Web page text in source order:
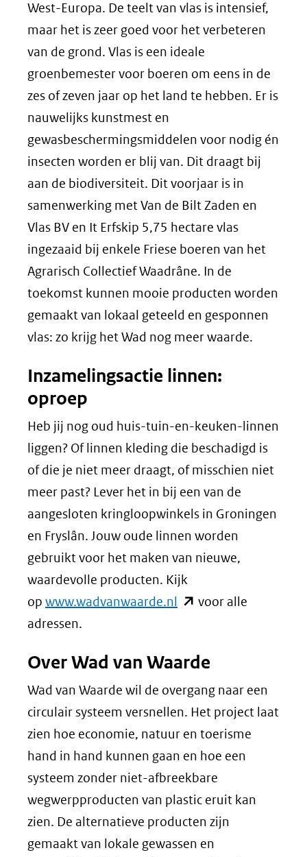
West-Europa. De teelt van vlas is intensief,
maar het is zeer goed voor het verbeteren
van de grond. Vlas is een ideale
groenbemester voor boeren om eens in de
zes of zeven jaar op het land te hebben. Er is
nauwelijks kunstmest en
gewasbeschermingsmiddelen voor nodig én
insecten worden er blij van. Dit draagt bij
aan de biodiversiteit. Dit voorjaar is in
samenwerking met Van de Bilt Zaden en
Vlas BV en It Erfskip 5,75 hectare vlas
ingezaaid bij enkele Friese boeren van het
Agrarisch Collectief Waadrâne. In de
toekomst kunnen mooie producten worden
gemaakt van lokaal geteeld en gesponnen
vlas: zo krijg het Wad nog meer waarde.
Inzamelingsactie linnen:
oproep
Heb jij nog oud huis-tuin-en-keuken-linnen
liggen? Of linnen kleding die beschadigd is
of die je niet meer draagt, of misschien niet
meer past? Lever het in bij een van de
aangesloten kringloopwinkels in Groningen
en Fryslân. Jouw oude linnen worden
gebruikt voor het maken van nieuwe,
waardevolle producten. Kijk
op www.wadvanwaarde.nl (opent
venster)
(verwijst
naar
een
andere
website)
voor alle
adressen.
Over Wad van Waarde
Wad van Waarde wil de overgang naar een
circulair systeem versnellen. Het project laat
zien hoe economie, natuur en toerisme
hand in hand kunnen gaan en hoe een
systeem zonder niet-afbreekbare
wegwerpproducten van plastic eruit kan
zien. De alternatieve producten zijn
gemaakt van lokale gewassen en